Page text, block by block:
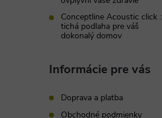
Conceptline Acoustic click :
tichá podlaha pre váš
dokonalý domov
Informácie pre vás
Doprava a platba
Obchodné podmienky